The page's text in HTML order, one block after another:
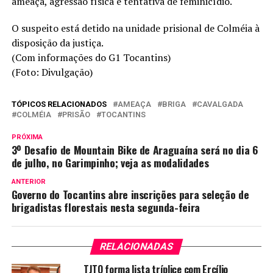
O suspeito está detido na unidade prisional de Colméia à
disposição da justiça.
(Com informações do G1 Tocantins)
(Foto: Divulgação)
TÓPICOS RELACIONADOS AMEAÇA BRIGA
CAVALGADA
COLMÉIA
PRISÃO TOCANTINS
PRÓXIMA
3º Desafio de Mountain Bike de Araguaína será no dia 6
de julho, no Garimpinho; veja as modalidades
ANTERIOR
Governo do Tocantins abre inscrições para seleção de
brigadistas florestais nesta segunda-feira
RELACIONADAS
TJTO forma lista tríplice com Ercílio